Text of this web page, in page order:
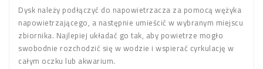
Dysk należy podłączyć do napowietrzacza za pomocą wężyka
napowietrzającego, a następnie umieścić w wybranym miejscu
zbiornika. Najlepiej układać go tak, aby powietrze mogło
swobodnie rozchodzić się w wodzie i wspierać cyrkulację w
całym oczku lub akwarium.